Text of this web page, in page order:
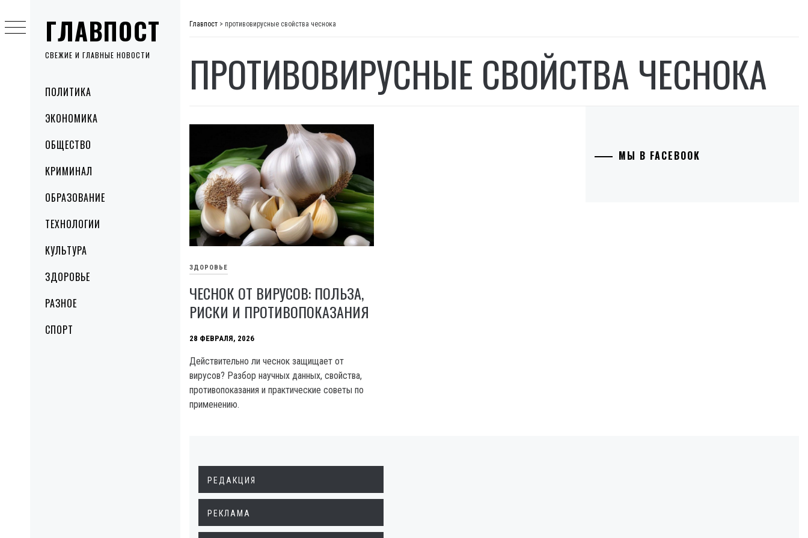
ГЛАВПОСТ
СВЕЖИЕ И ГЛАВНЫЕ НОВОСТИ
MenuПОЛИТИКА
ЭКОНОМИКА
ОБЩЕСТВО
КРИМИНАЛ
ОБРАЗОВАНИЕ
ТЕХНОЛОГИИ
КУЛЬТУРА
ЗДОРОВЬЕ
РАЗНОЕ
СПОРТ
to
content
Главпост > противовирусные свойства чеснока
ПРОТИВОВИРУСНЫЕ СВОЙСТВА ЧЕСНОКА
ЗДОРОВЬЕ
ЧЕСНОК ОТ ВИРУСОВ: ПОЛЬЗА,
РИСКИ И ПРОТИВОПОКАЗАНИЯ
28 ФЕВРАЛЯ, 2026
Действительно ли чеснок защищает от
вирусов? Разбор научных данных, свойства,
противопоказания и практические советы по
применению.
МЫ В FACEBOOK
РЕДАКЦИЯ
РЕКЛАМА